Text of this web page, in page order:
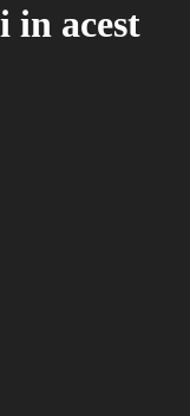
in acest